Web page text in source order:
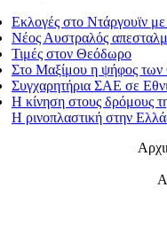
Εκλογές στο Ντάργουϊν με
Nέος Αυστραλός
Τιμές στον Θεόδωρο
Στο Μαξίμου η ψήφος
Συγχαρητήρια ΣΑΕ σε
Η κίνηση στους δρόμους
Η ρινοπλαστική στην